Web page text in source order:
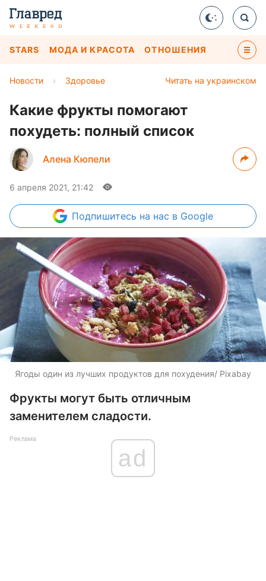
STARS МОДА И КРАСОТА ОТНОШЕНИЯ
Читать на украинском
Новости › Здоровье
Какие фрукты помогают
похудеть: полный список
Алена Кюпели
6 апреля 2021, 21:42
Подпишитесь на нас в Google
Ягоды один из лучших продуктов для похудения/ Pixabay
Фрукты могут быть отличным
заменителем сладости.
Реклама
ad